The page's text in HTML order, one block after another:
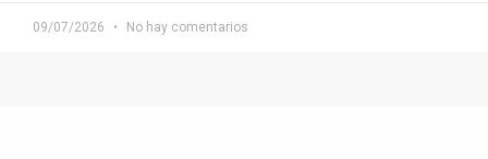
09/07/2026 No hay comentarios